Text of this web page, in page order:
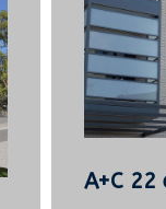
A+C 22